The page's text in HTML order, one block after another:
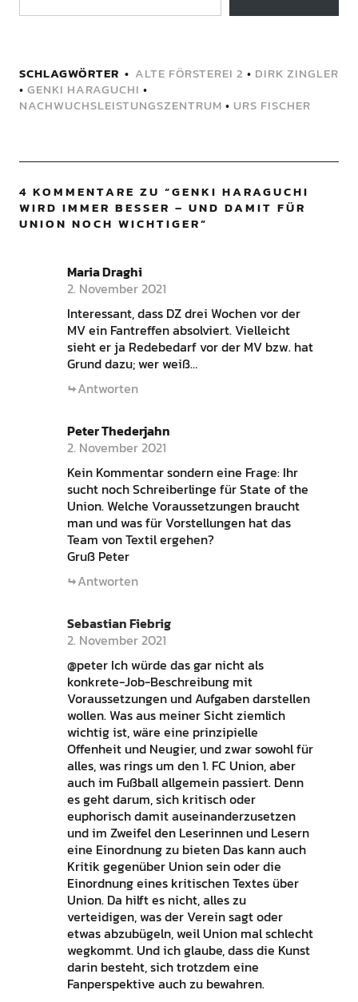
SCHLAGWÖRTER ALTE FÖRSTEREI 2 • DIRK ZINGLER
• GENKI HARAGUCHI •
NACHWUCHSLEISTUNGSZENTRUM • URS FISCHER
4 KOMMENTARE ZU “GENKI HARAGUCHI
WIRD IMMER BESSER – UND DAMIT FÜR
UNION NOCH WICHTIGER”
Maria Draghi
2. November 2021
Interessant, dass DZ drei Wochen vor der
MV ein Fantreffen absolviert. Vielleicht
sieht er ja Redebedarf vor der MV bzw. hat
Grund dazu; wer weiß…
Antworten
Peter Thederjahn
2. November 2021
Kein Kommentar sondern eine Frage: Ihr
sucht noch Schreiberlinge für State of the
Union. Welche Voraussetzungen braucht
man und was für Vorstellungen hat das
Team von Textil ergehen?
Gruß Peter
Antworten
Sebastian Fiebrig
2. November 2021
@peter Ich würde das gar nicht als
konkrete-Job-Beschreibung mit
Voraussetzungen und Aufgaben darstellen
wollen. Was aus meiner Sicht ziemlich
wichtig ist, wäre eine prinzipielle
Offenheit und Neugier, und zwar sowohl für
alles, was rings um den 1. FC Union, aber
auch im Fußball allgemein passiert. Denn
es geht darum, sich kritisch oder
euphorisch damit auseinanderzusetzen
und im Zweifel den Leserinnen und Lesern
eine Einordnung zu bieten Das kann auch
Kritik gegenüber Union sein oder die
Einordnung eines kritischen Textes über
Union. Da hilft es nicht, alles zu
verteidigen, was der Verein sagt oder
etwas abzubügeln, weil Union mal schlecht
wegkommt. Und ich glaube, dass die Kunst
darin besteht, sich trotzdem eine
Fanperspektive auch zu bewahren.